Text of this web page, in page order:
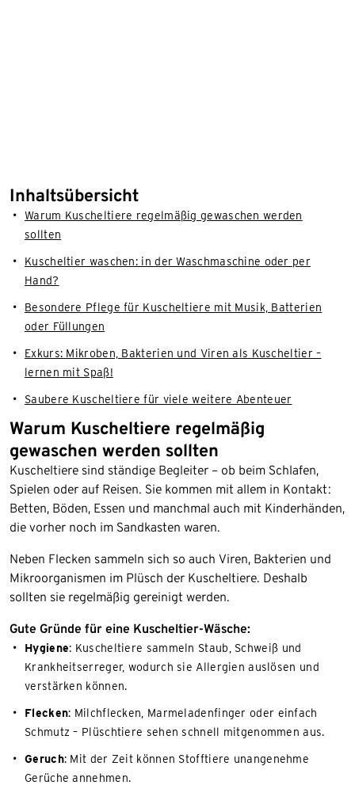
Inhaltsübersicht
Warum Kuscheltiere regelmäßig gewaschen werden
sollten
Kuscheltier waschen: in der Waschmaschine oder per
Hand?
Besondere Pflege für Kuscheltiere mit Musik, Batterien
oder Füllungen
Exkurs: Mikroben, Bakterien und Viren als Kuscheltier –
lernen mit Spaß!
Saubere Kuscheltiere für viele weitere Abenteuer
Warum Kuscheltiere regelmäßig
gewaschen werden sollten
Kuscheltiere sind ständige Begleiter – ob beim Schlafen,
Spielen oder auf Reisen. Sie kommen mit allem in Kontakt:
Betten, Böden, Essen und manchmal auch mit Kinderhänden,
die vorher noch im Sandkasten waren.
Neben Flecken sammeln sich so auch Viren, Bakterien und
Mikroorganismen im Plüsch der Kuscheltiere. Deshalb
sollten sie regelmäßig gereinigt werden.
Gute Gründe für eine Kuscheltier-Wäsche:
Hygiene: Kuscheltiere sammeln Staub, Schweiß und
Krankheitserreger, wodurch sie Allergien auslösen und
verstärken können.
Flecken: Milchflecken, Marmeladenfinger oder einfach
Schmutz – Plüschtiere sehen schnell mitgenommen aus.
Geruch: Mit der Zeit können Stofftiere unangenehme
Gerüche annehmen.